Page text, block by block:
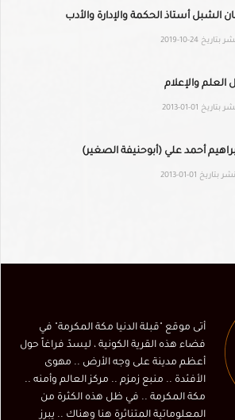
الشبل أستاذ الحكمة والإدارة والأدب
بتاريخ 2019-10-24
والإعلام
بتاريخ 2013-01-01
أحمد علي (أبوحنيفة الصغير)
نشر بتاريخ 2013-01-01
أتى موقع "قبلة الدنيا مكة المكرمة" في
فضاء هذه القرية الكونية ، ليسدّ فراغاً حول
أعظم مدينة على وجه الأرض .. مهوى
الأفئدة .. منبع زمزم .. مركز العالم وأمنه ..
مكة المكرمة .. في ظل هذه الكثرة من
المعلوماتية المتناثرة هنا وهناك .. يبرز